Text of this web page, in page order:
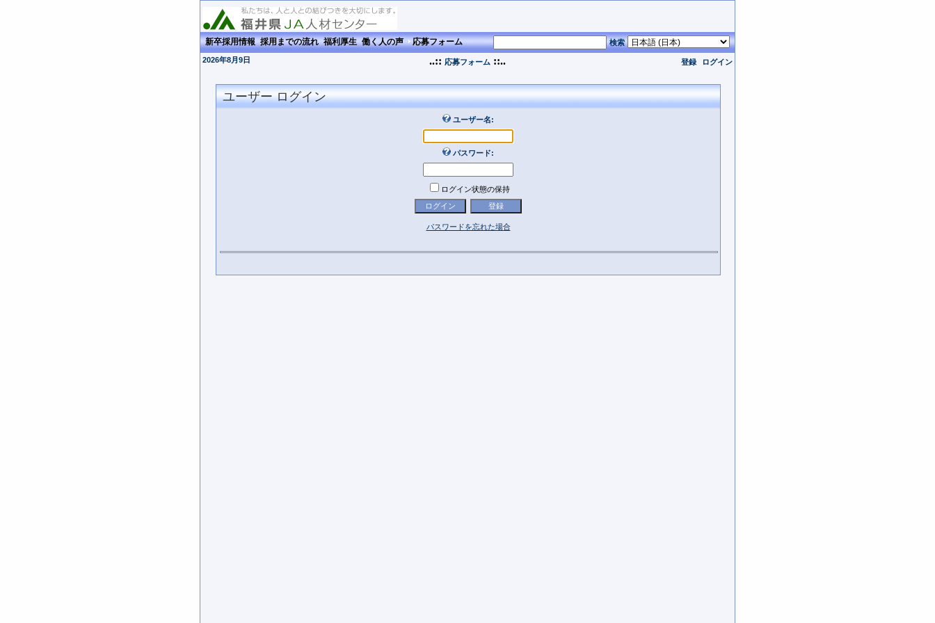
新卒採用情報採用までの流れ福利厚生働く人の声 応募フォーム 検索
2026年8月9日 ..:: 応募フォーム ::.. 登録 ログイン
ユーザー ログイン
ユーザー名:
パスワード:
ログイン状態の保持
パスワードを忘れた場合